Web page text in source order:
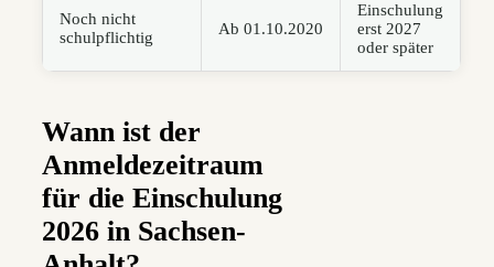
Noch nicht
schulpflichtig
Ab 01.10.2020
Einschulung
erst 2027
oder später
Wann ist der
Anmeldezeitraum
für die Einschulung
2026 in Sachsen-